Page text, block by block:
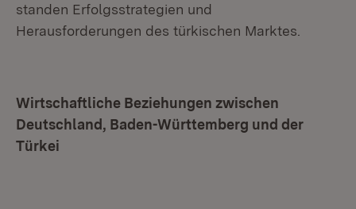
standen Erfolgsstrategien und
Herausforderungen des türkischen Marktes.
Wirtschaftliche Beziehungen zwischen
Deutschland, Baden-Württemberg und der
Türkei